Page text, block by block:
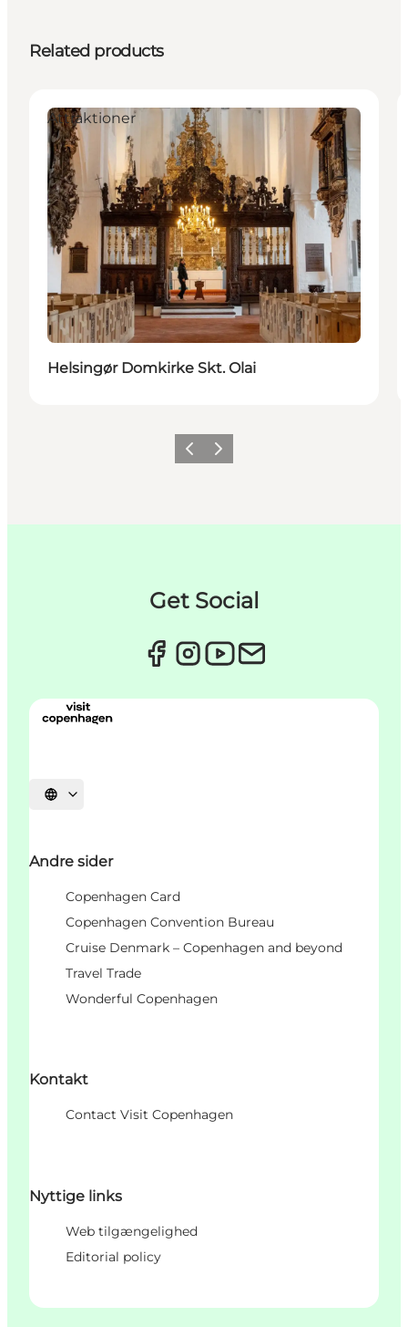
Related products
Attraktioner
Helsingør Domkirke Skt. Olai
Previous
Next
Get Social
Select language
Andre sider
Copenhagen Card
Copenhagen Convention Bureau
Cruise Denmark – Copenhagen and beyond
Travel Trade
Wonderful Copenhagen
Kontakt
Contact Visit Copenhagen
Nyttige links
Web tilgængelighed
Editorial policy